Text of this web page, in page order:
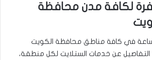
لكافة مدن محافظة
متاحة 24 ساعة في كافة مناطق محافظة الكويت
التفاصيل عن خدمات الستلايت لكل منطقة،